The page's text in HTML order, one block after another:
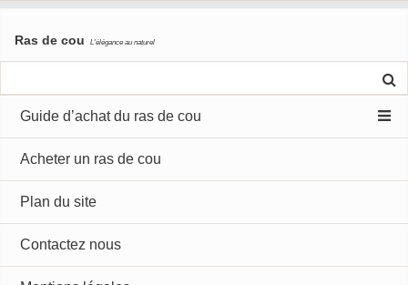
Ras de cou L'élégance au naturelto
content
Guide d’achat du ras de cou
Acheter un ras de cou
Plan du site
Contactez nous